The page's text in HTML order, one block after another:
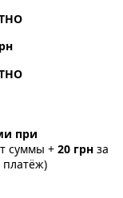
при
суммы + 20 грн за